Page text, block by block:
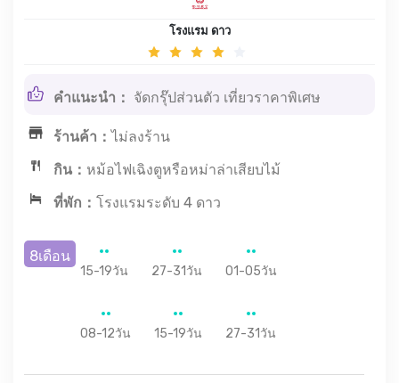
โรงแรม ดาว
คำแนะนำ： จัดกรุ๊ปส่วนตัว เที่ยวราคาพิเศษ
ร้านค้า：ไม่ลงร้าน
กิน： หม้อไฟเฉิงตูหรือหม่าล่าเสียบไม้
ที่พัก： โรงแรมระดับ 4 ดาว
8เดือน
15-19วัน 27-31วัน 01-05วัน
08-12วัน 15-19วัน 27-31วัน